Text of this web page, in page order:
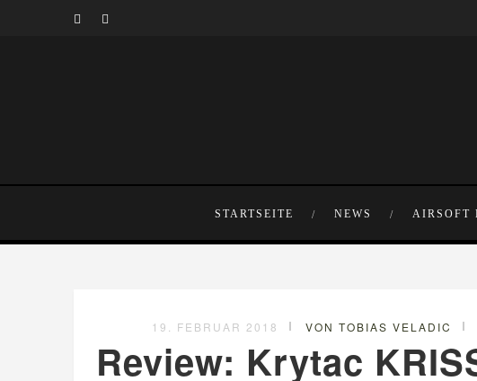
STARTSEITE NEWS AIRSOFT
19. FEBRUAR 2018 VON TOBIAS VELADIC
Review: Krytac